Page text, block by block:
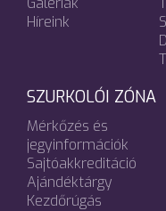
Híreink
SZURKOLÓI ZÓNA
Mérkőzés és
jegyinformációk
Sajtóakkreditáció
Ajándéktárgy
Kezdőrúgás